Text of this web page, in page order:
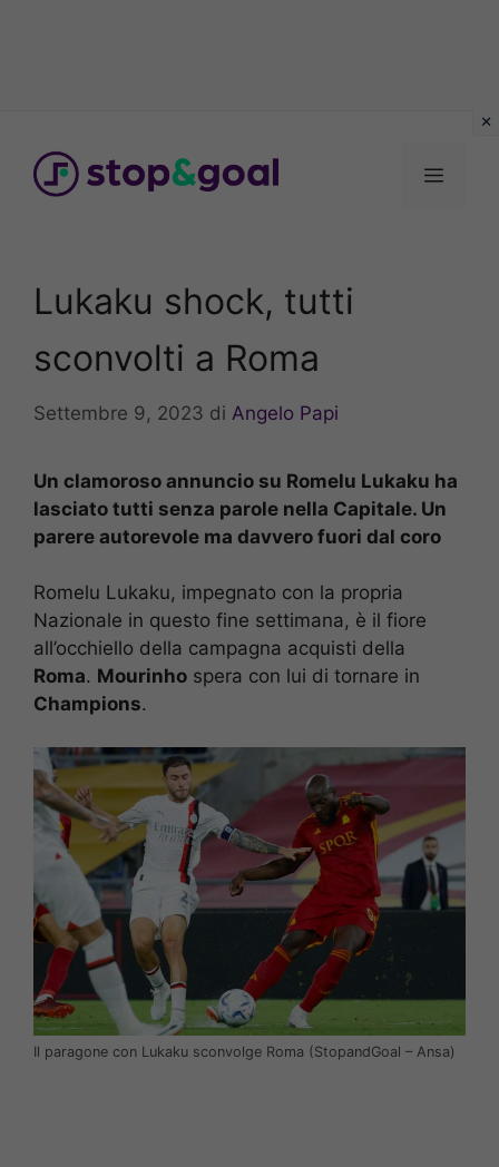
contenuto
Menu
Lukaku shock, tutti
sconvolti a Roma
Settembre 9, 2023 di Angelo Papi
Un clamoroso annuncio su Romelu Lukaku ha
lasciato tutti senza parole nella Capitale. Un
parere autorevole ma davvero fuori dal coro
Romelu Lukaku, impegnato con la propria
Nazionale in questo fine settimana, è il fiore
all’occhiello della campagna acquisti della
Roma. Mourinho spera con lui di tornare in
Champions.
Il paragone con Lukaku sconvolge Roma (StopandGoal – Ansa)